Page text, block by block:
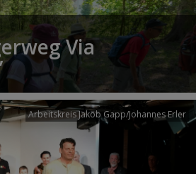
Via
Arbeitskreis Jakob Gapp/Johannes Erler